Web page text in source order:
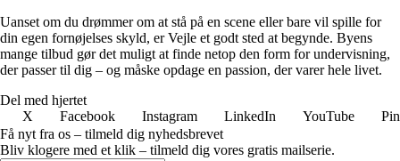
Uanset om du drømmer om at stå på en scene eller bare vil spille for
din egen fornøjelses skyld, er Vejle et godt sted at begynde. Byens
mange tilbud gør det muligt at finde netop den form for undervisning,
der passer til dig – og måske opdage en passion, der varer hele livet.
Del med hjertet
X
Facebook Instagram LinkedIn YouTube
Få nyt fra os – tilmeld dig nyhedsbrevet
Bliv klogere med et klik – tilmeld dig vores gratis mailserie.